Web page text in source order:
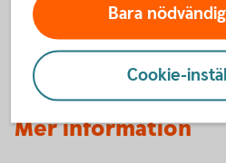
(spara.swedbank.se)
Mer information
Bara
Cookie-